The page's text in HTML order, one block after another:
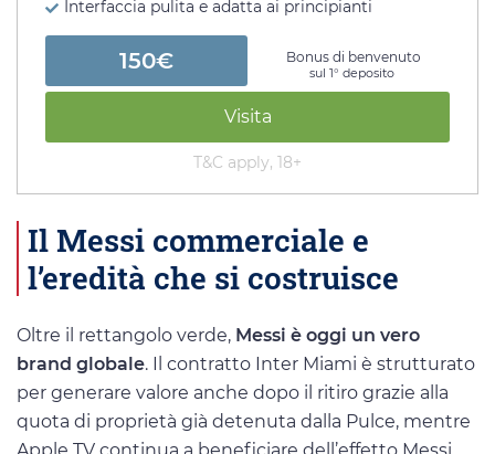
Interfaccia pulita e adatta ai principianti
150€ Bonus di benvenuto
sul 1° deposito
Visita
T&C apply, 18+
Il Messi commerciale e
l’eredità che si costruisce
Oltre il rettangolo verde, Messi è oggi un vero
brand globale. Il contratto Inter Miami è strutturato
per generare valore anche dopo il ritiro grazie alla
quota di proprietà già detenuta dalla Pulce, mentre